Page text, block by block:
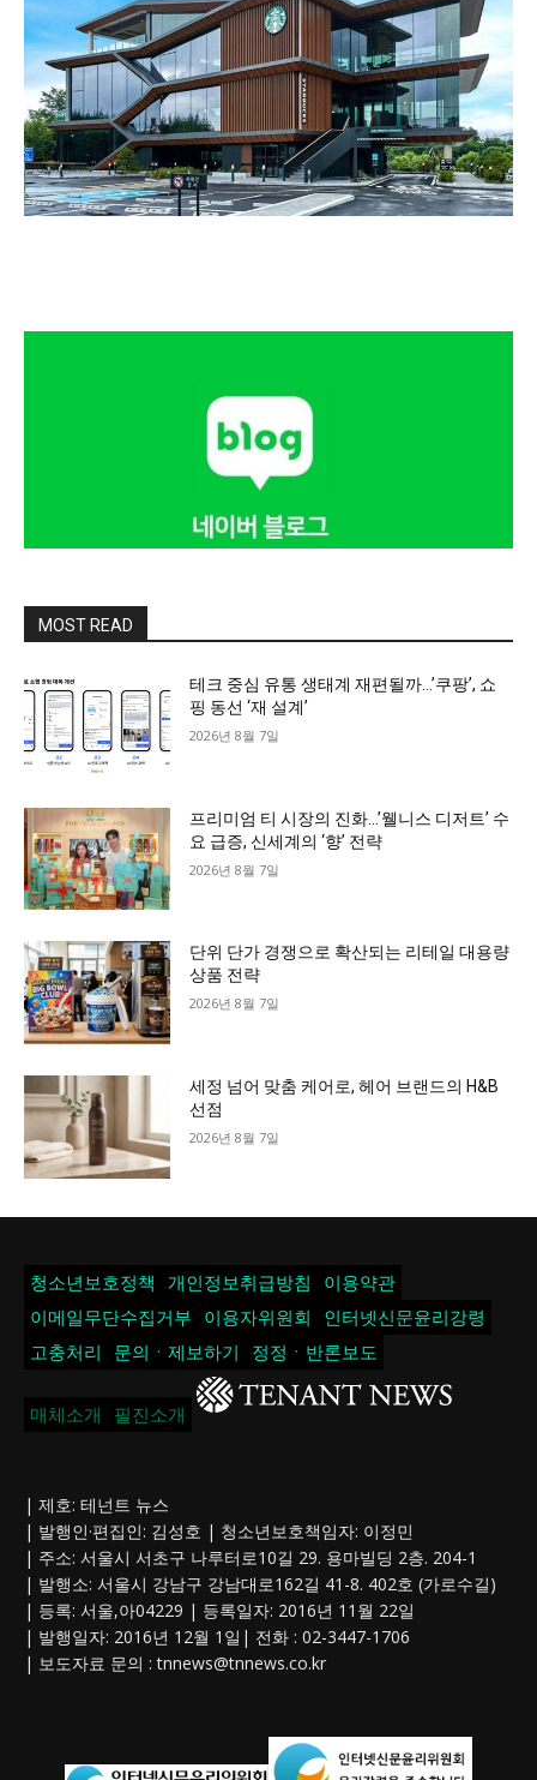
MOST READ
테크 중심 유통 생태계 재편될까…’쿠팡’, 쇼
핑 동선 ‘재 설계’
2026년 8월 7일
프리미엄 티 시장의 진화…’웰니스 디저트’ 수
요 급증, 신세계의 ‘향’ 전략
2026년 8월 7일
단위 단가 경쟁으로 확산되는 리테일 대용량
상품 전략
2026년 8월 7일
세정 넘어 맞춤 케어로, 헤어 브랜드의 H&B
선점
2026년 8월 7일
청소년보호정책 개인정보취급방침
이용약관
이메일무단수집거부
이용자위원회
인터넷신문윤리강령
고충처리
문의ㆍ제보하기 정정ㆍ반론보도
매체소개 필진소개
| 제호: 테넌트 뉴스
| 발행인·편집인: 김성호 | 청소년보호책임자: 이정민
| 주소: 서울시 서초구 나루터로10길 29. 용마빌딩 2층. 204-1
| 발행소: 서울시 강남구 강남대로162길 41-8. 402호 (가로수길)
| 등록: 서울,아04229 | 등록일자: 2016년 11월 22일
| 발행일자: 2016년 12월 1일| 전화 : 02-3447-1706
| 보도자료 문의 :tnnews@tnnews.co.kr